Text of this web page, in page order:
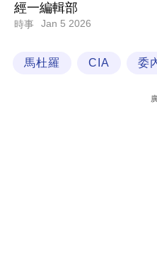
技
場
經一編輯部
時事 Jan 5 2026
馬杜羅 CIA 委